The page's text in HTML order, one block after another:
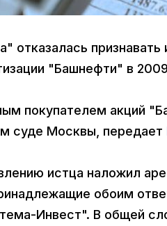
признавать
"Башнефти" в
покупателем акций
суде Москвы, передает
истца наложил
обоим
Инвест". В общей